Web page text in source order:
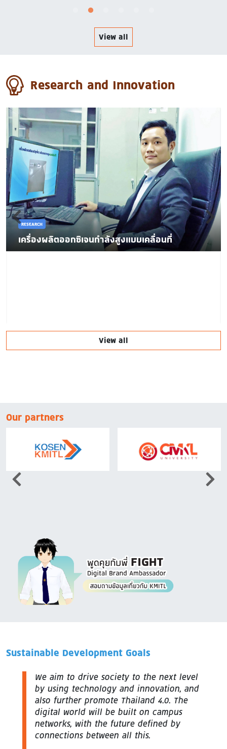
View all
Research and Innovation
RESEARCH
เครื่องผลิตออกซิเจนกำลังสูงแบบเคลื่อนที่
View all
Our partners
Sustainable Development Goals
We aim to drive society to the next level
by using technology and innovation, and
also further promote Thailand 4.0. The
digital world will be built on campus
networks, with the future defined by
connections between all this.